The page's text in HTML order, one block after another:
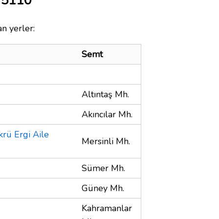
yerler:
Semt
Altıntaş Mh.
Akıncılar Mh.
Ergi Aile
Mersinli Mh.
Sümer Mh.
Güney Mh.
Kahramanlar